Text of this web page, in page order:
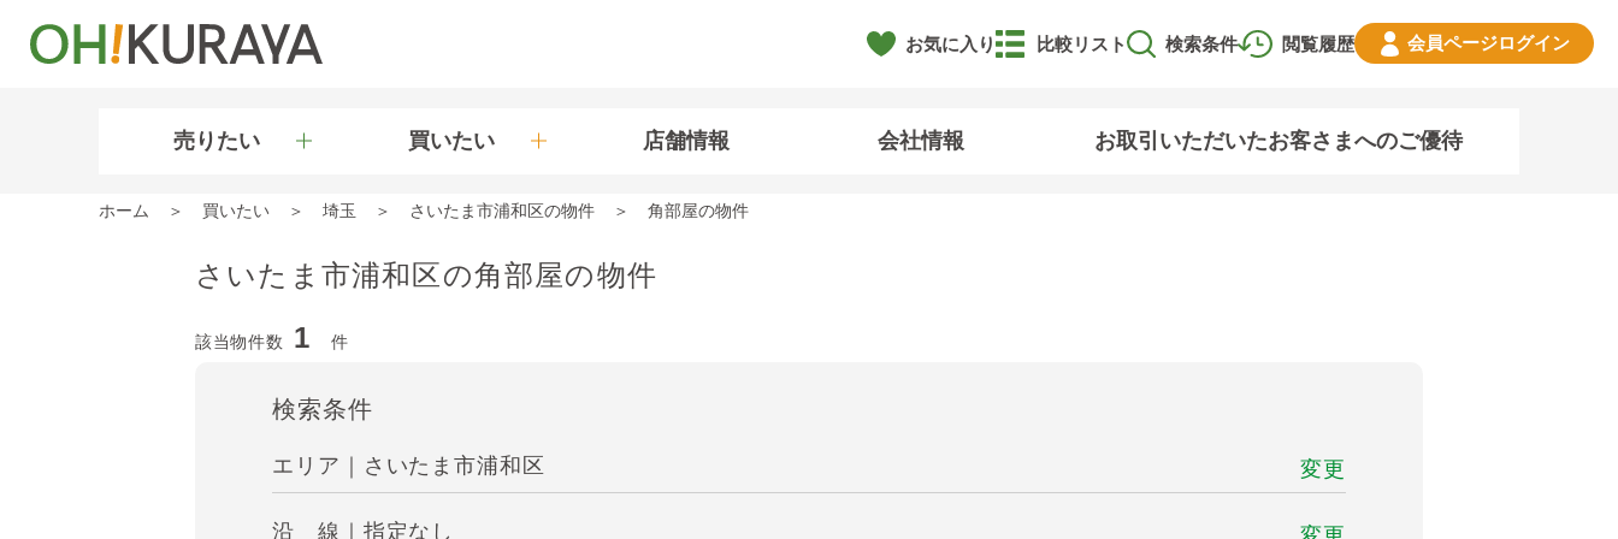
お気に入り 閲覧履歴
比較リスト 検索条件 会員ページログイン
売りたい 買いたい 店舗情報 会社情報 お取引いただいたお客さまへのご優待
ホーム 買いたい 埼玉 さいたま市浦和区の物件 角部屋の物件
さいたま市浦和区の角部屋の物件
該当物件数 1 件
検索条件
エリア｜さいたま市浦和区 変更
沿 線｜指定なし